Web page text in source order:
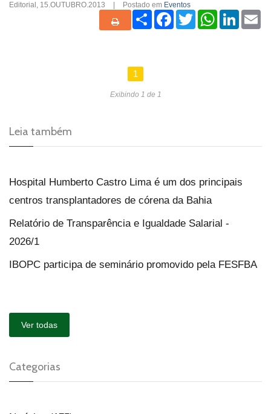
Editorial , 15.OUTUBRO.2013 Postado em Eventos
ShareFacebook
TwitterWhatsApp
1
Exibindo 1 de 1
Leia também
Hospital Humberto Castro Lima é um dos principais
centros transplantadores de córena da Bahia
Relatório de Transparência e Igualdade Salarial -
2026/1
IBOPC participa de seminário promovido pela FESFBA
Ver todas
Categorias